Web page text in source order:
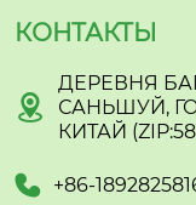
КОНТАКТЫ

ДЕРЕВНЯ
САНЬШУЙ,
КИТАЙ
 +86-